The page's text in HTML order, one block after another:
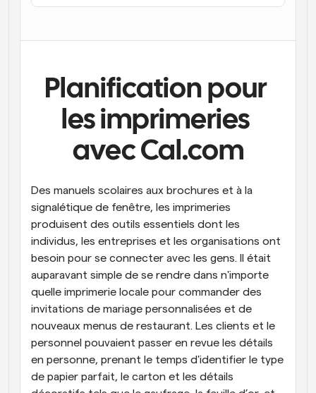
Programmation surpuissante avec des appels
alimentés par l'IA
Restez à jour avec les dernières nouvelles et mises à
jour
Réunions instantanées
Rencontrez des clients en quelques minutes
personnes
Webhooks
Soyez informé lorsque quelque chose se passe
Planification pour
les imprimeries
avec Cal.com
Des manuels scolaires aux brochures et à la
signalétique de fenêtre, les imprimeries
produisent des outils essentiels dont les
individus, les entreprises et les organisations ont
besoin pour se connecter avec les gens. Il était
auparavant simple de se rendre dans n'importe
quelle imprimerie locale pour commander des
invitations de mariage personnalisées et de
nouveaux menus de restaurant. Les clients et le
personnel pouvaient passer en revue les détails
en personne, prenant le temps d'identifier le type
de papier parfait, le carton et les détails